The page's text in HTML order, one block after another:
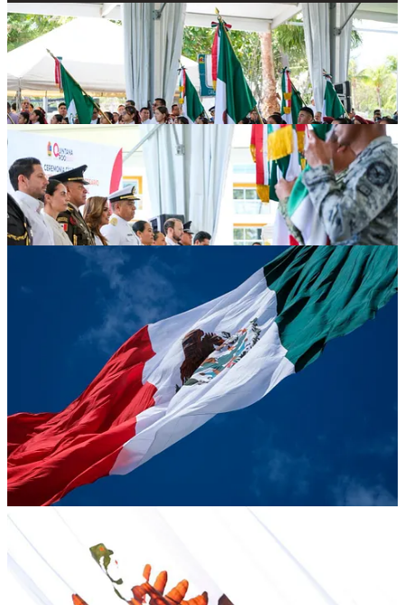
1
Compartir
Discusión sobre este post
Comentarios